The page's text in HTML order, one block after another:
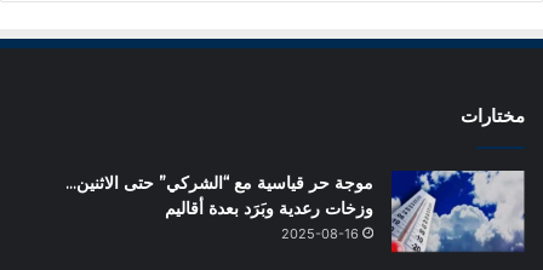
مختارات
موجة حر قياسية مع “الشركي” حتى الاثنين…
وزخات رعدية وبَرَد بعدة أقاليم
2025-08-16